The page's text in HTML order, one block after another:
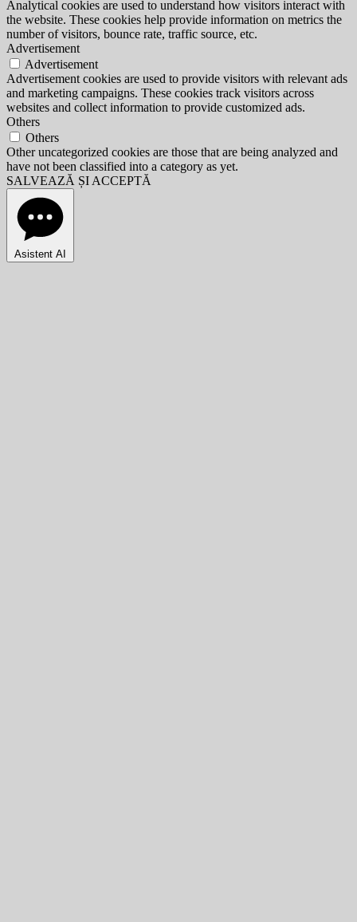
Analytical cookies are used to understand how visitors interact with
the website. These cookies help provide information on metrics the
number of visitors, bounce rate, traffic source, etc.
Advertisement
Advertisement
Advertisement cookies are used to provide visitors with relevant ads
and marketing campaigns. These cookies track visitors across
websites and collect information to provide customized ads.
Others
Others
Other uncategorized cookies are those that are being analyzed and
have not been classified into a category as yet.
SALVEAZĂ ȘI ACCEPTĂ
Asistent AI